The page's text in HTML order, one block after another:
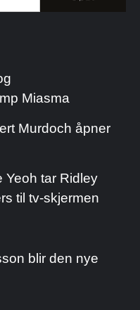
Miasma
Murdoch åpner
Yeoh tar Ridley
til tv-skjermen
blir den nye